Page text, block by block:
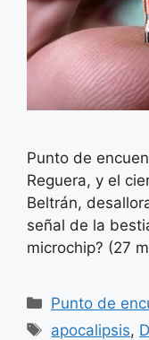
Punto de
Reguera, y el
Beltrán,
señal de la
microchip? (27
Categorías
Punto de
Etiquetas
apocalipsis,